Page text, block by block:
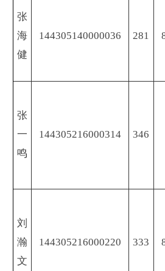
张
海
健
144305140000036 281
张
一
鸣
144305216000314 346
刘
瀚
文
144305216000220 333